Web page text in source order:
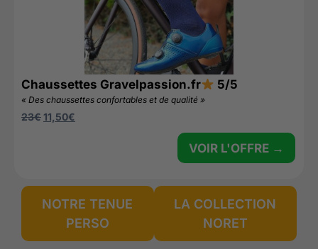
Chaussettes Gravelpassion.fr 5/5
« Des chaussettes confortables et de qualité »
23€11,50€
VOIR L'OFFRE →
NOTRE TENUE
PERSO
LA COLLECTION
NORET